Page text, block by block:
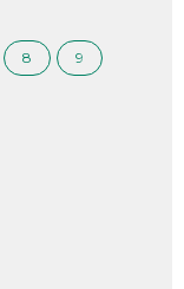
8 9